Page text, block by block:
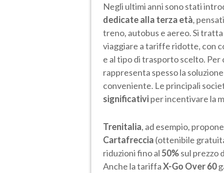
Negli ultimi anni sono stati
dedicate alla terza età,
treno, autobus e aereo. Si
viaggiare a tariffe ridotte, con
e al tipo di trasporto scelto. Per
rappresenta spesso la
conveniente. Le principali
significativiper incentivare la
Trenitalia, ad esempio, propone
Cartafreccia (ottenibile
riduzioni fino al50%sul prezzo
Anche la tariffaX-Go Over 60